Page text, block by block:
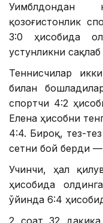
Уимблдондан
қозоғистонлик
3:0 ҳисобида
устунликни
Теннисчилар
билан
спортчи 4:2
Елена ҳисобни
4:4. Бироқ, тез-
сетни бой берди —
Учинчи, ҳал
ҳисобида
ўйинда 6:4